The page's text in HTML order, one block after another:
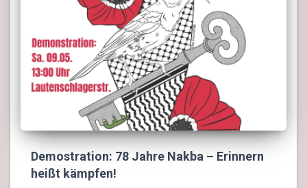
Demostration: 78 Jahre Nakba – Erinnern
heißt kämpfen!